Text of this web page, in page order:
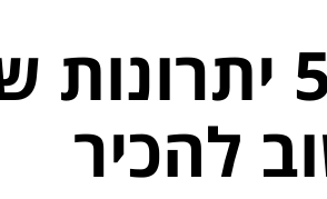
יזם? 5
להכיר